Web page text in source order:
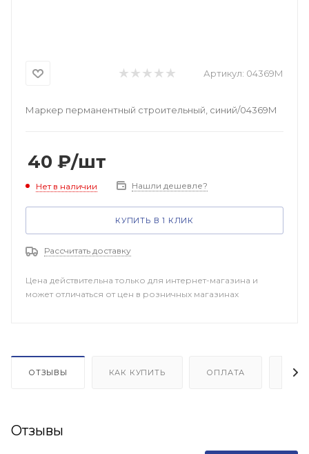
Артикул: 04369М
Маркер перманентный строительный, синий/04369М
40 ₽/шт
Нет в наличии Нашли дешевле?
КУПИТЬ В 1 КЛИК
Рассчитать доставку
Цена действительна только для интернет-магазина и
может отличаться от цен в розничных магазинах
ОТЗЫВЫ КАК КУПИТЬ ОПЛАТА
Отзывы